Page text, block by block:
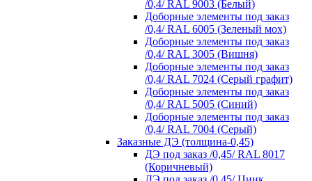
/0,4/ RAL 9003 (Белый)
Доборные элементы под заказ
/0,4/ RAL 6005 (Зеленый мох)
Доборные элементы под заказ
/0,4/ RAL 3005 (Вишня)
Доборные элементы под заказ
/0,4/ RAL 7024 (Серый графит)
Доборные элементы под заказ
/0,4/ RAL 5005 (Синий)
Доборные элементы под заказ
/0,4/ RAL 7004 (Серый)
Заказные ДЭ (толщина-0,45)
ДЭ под заказ /0,45/ RAL 8017
(Коричневый)